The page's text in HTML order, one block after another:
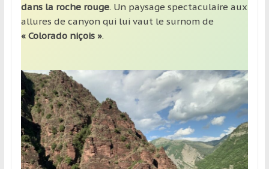
dans la roche rouge. Un paysage spectaculaire aux
allures de canyon qui lui vaut le surnom de
« Colorado niçois ».